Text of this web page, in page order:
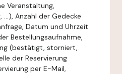
Veranstaltung,
Anzahl der Gedecke
Datum und Uhrzeit
Bestellungsaufnahme,
(bestätigt, storniert,
der Reservierung
per E-Mail,